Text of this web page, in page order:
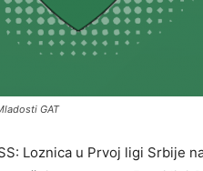
GAT
Loznica u Prvoj ligi Srbije